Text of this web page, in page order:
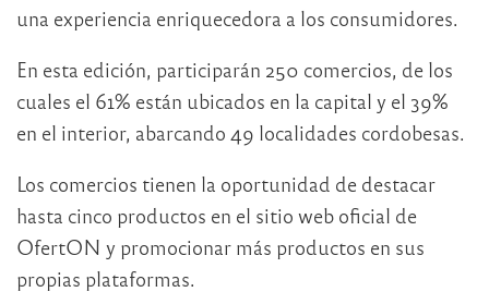
una experiencia enriquecedora a los consumidores.
En esta edición, participarán 250 comercios, de los
cuales el 61% están ubicados en la capital y el 39%
en el interior, abarcando 49 localidades cordobesas.
Los comercios tienen la oportunidad de destacar
hasta cinco productos en el sitio web oficial de
OfertON y promocionar más productos en sus
propias plataformas.